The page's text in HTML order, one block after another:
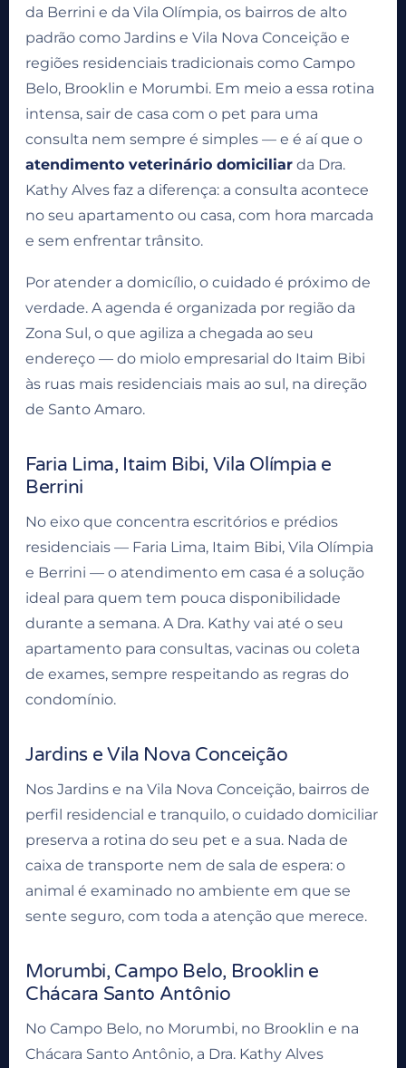
da Berrini e da Vila Olímpia, os bairros de alto
padrão como Jardins e Vila Nova Conceição e
regiões residenciais tradicionais como Campo
Belo, Brooklin e Morumbi. Em meio a essa rotina
intensa, sair de casa com o pet para uma
consulta nem sempre é simples — e é aí que o
atendimento veterinário domiciliar da Dra.
Kathy Alves faz a diferença: a consulta acontece
no seu apartamento ou casa, com hora marcada
e sem enfrentar trânsito.
Por atender a domicílio, o cuidado é próximo de
verdade. A agenda é organizada por região da
Zona Sul, o que agiliza a chegada ao seu
endereço — do miolo empresarial do Itaim Bibi
às ruas mais residenciais mais ao sul, na direção
de Santo Amaro.
Faria Lima, Itaim Bibi, Vila Olímpia e
Berrini
No eixo que concentra escritórios e prédios
residenciais — Faria Lima, Itaim Bibi, Vila Olímpia
e Berrini — o atendimento em casa é a solução
ideal para quem tem pouca disponibilidade
durante a semana. A Dra. Kathy vai até o seu
apartamento para consultas, vacinas ou coleta
de exames, sempre respeitando as regras do
condomínio.
Jardins e Vila Nova Conceição
Nos Jardins e na Vila Nova Conceição, bairros de
perfil residencial e tranquilo, o cuidado domiciliar
preserva a rotina do seu pet e a sua. Nada de
caixa de transporte nem de sala de espera: o
animal é examinado no ambiente em que se
sente seguro, com toda a atenção que merece.
Morumbi, Campo Belo, Brooklin e
Chácara Santo Antônio
No Campo Belo, no Morumbi, no Brooklin e na
Chácara Santo Antônio, a Dra. Kathy Alves